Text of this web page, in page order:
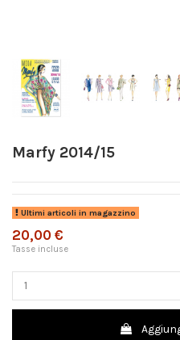
Marfy 2014/15
Ultimi articoli in magazzino
20,00 €
Tasse incluse